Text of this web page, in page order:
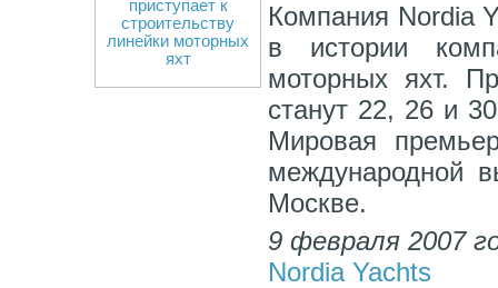
Компания Nordia
в истории
моторных яхт.
станут 22, 26 и
Мировая
международной
Москве.
9 февраля 2007
Nordia Yachts